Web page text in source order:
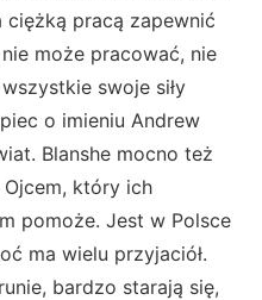
ciężką pracą zapewnić
może pracować, nie
swoje siły
o imieniu Andrew
Blanshe mocno też
który ich
pomoże. Jest w Polsce
ma wielu przyjaciół.
bardzo starają się,